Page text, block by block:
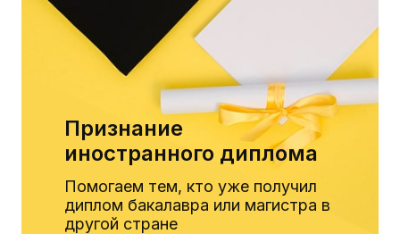
Признание
иностранного диплома
Помогаем тем, кто уже получил
диплом бакалавра или магистра в
другой стране